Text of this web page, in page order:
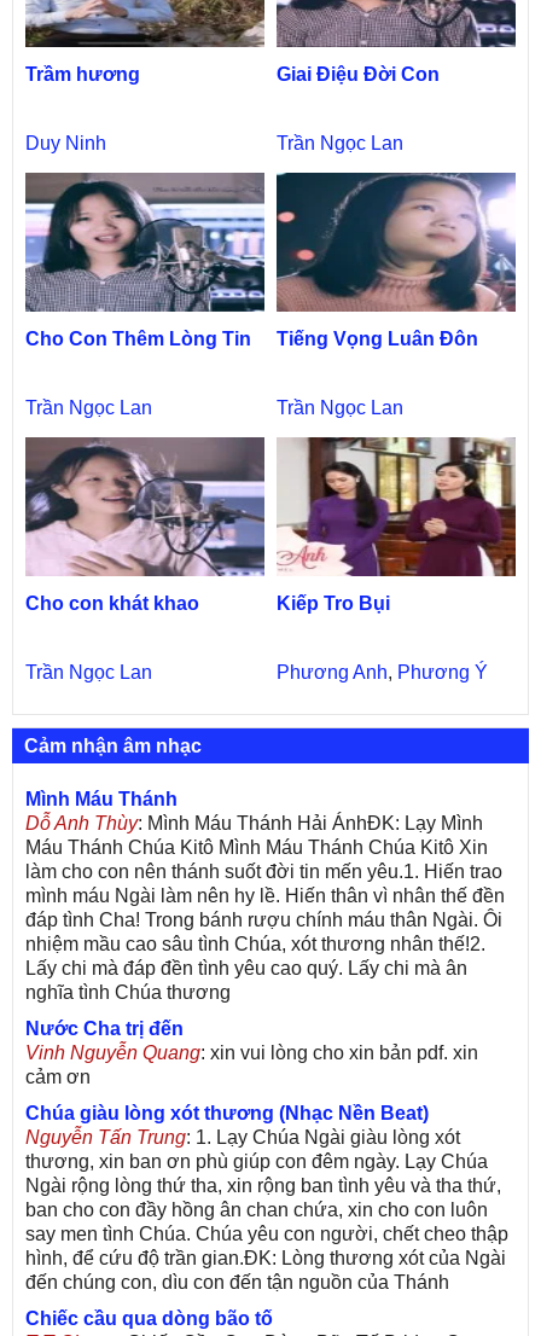
Trầm hương
Duy Ninh
Giai Điệu Đời Con
Trần Ngọc Lan
Cho Con Thêm Lòng Tin
Trần Ngọc Lan
Tiếng Vọng Luân Đôn
Trần Ngọc Lan
Cho con khát khao
Trần Ngọc Lan
Kiếp Tro Bụi
Phương Anh, Phương Ý
Cảm nhận âm nhạc
Mình Máu Thánh
Dỗ Anh Thùy: Mình Máu Thánh Hải ÁnhĐK: Lạy Mình
Máu Thánh Chúa Kitô Mình Máu Thánh Chúa Kitô Xin
làm cho con nên thánh suốt đời tin mến yêu.1. Hiến trao
mình máu Ngài làm nên hy lề. Hiến thân vì nhân thế đền
đáp tình Cha! Trong bánh rượu chính máu thân Ngài. Ôi
nhiệm mầu cao sâu tình Chúa, xót thương nhân thế!2.
Lấy chi mà đáp đền tình yêu cao quý. Lấy chi mà ân
nghĩa tình Chúa thương
Nước Cha trị đến
Vinh Nguyễn Quang: xin vui lòng cho xin bản pdf. xin
cảm ơn
Chúa giàu lòng xót thương (Nhạc Nền Beat)
Nguyễn Tấn Trung: 1. Lạy Chúa Ngài giàu lòng xót
thương, xin ban ơn phù giúp con đêm ngày. Lạy Chúa
Ngài rộng lòng thứ tha, xin rộng ban tình yêu và tha thứ,
ban cho con đầy hồng ân chan chứa, xin cho con luôn
say men tình Chúa. Chúa yêu con người, chết cheo thập
hình, để cứu độ trần gian.ĐK: Lòng thương xót của Ngài
đến chúng con, dìu con đến tận nguồn của Thánh
Chiếc cầu qua dòng bão tố